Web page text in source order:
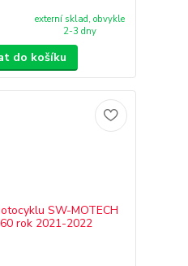
externí sklad, obvykle
2-3 dny
do košíku